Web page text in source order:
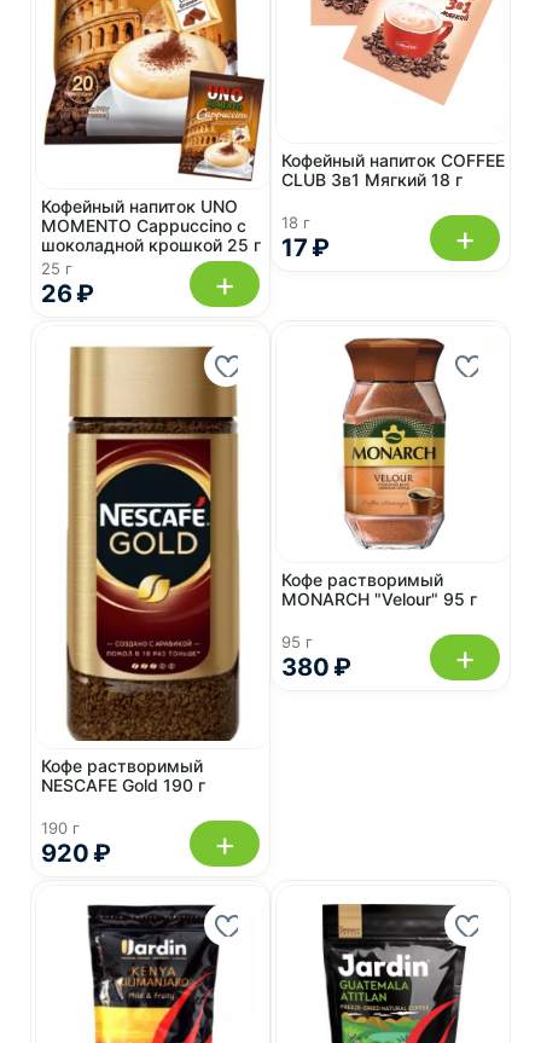
26 ₽
Кофейный напиток UNO
MOMENTO Cappuccino с
шоколадной крошкой 25 г
25 г +
17 ₽
Кофейный напиток COFFEE
CLUB 3в1 Мягкий 18 г
18 г +
920 ₽
Кофе растворимый
NESCAFE Gold 190 г
190 г +
380 ₽
Кофе растворимый
MONARCH "Velour" 95 г
95 г +